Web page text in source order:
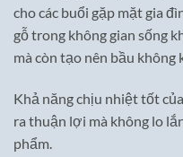
cho các buổi gặp mặt gia
gỗ trong không gian sống
mà còn tạo nên bầu
Khả năng chịu nhiệt tốt
ra thuận lợi mà không lo
phẩm.